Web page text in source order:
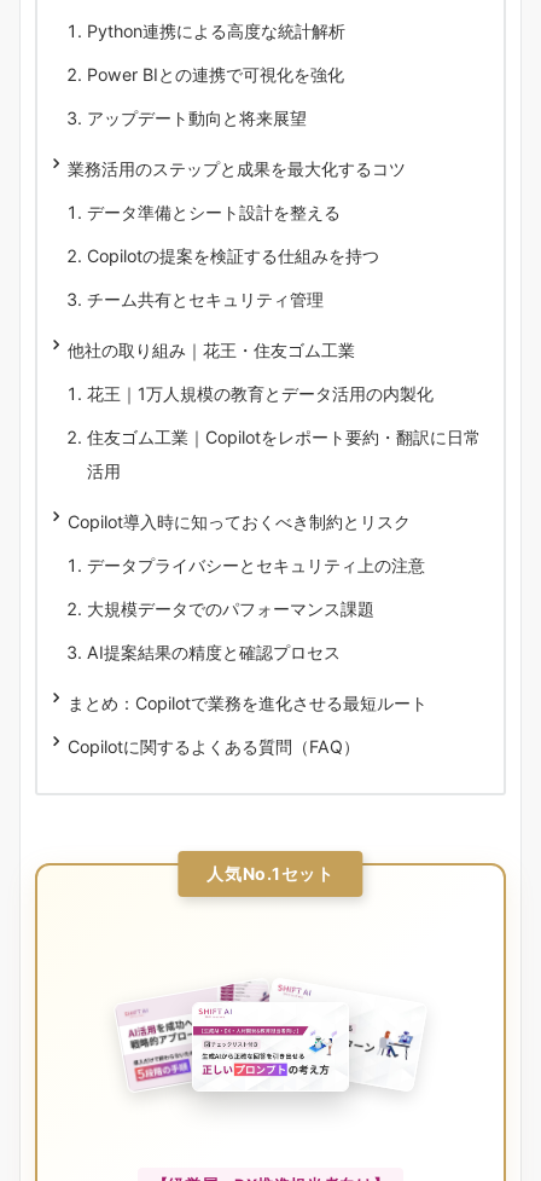
Python連携による高度な統計解析
Power BIとの連携で可視化を強化
アップデート動向と将来展望
業務活用のステップと成果を最大化するコツ
データ準備とシート設計を整える
Copilotの提案を検証する仕組みを持つ
チーム共有とセキュリティ管理
他社の取り組み｜花王・住友ゴム工業
花王｜1万人規模の教育とデータ活用の内製化
住友ゴム工業｜Copilotをレポート要約・翻訳に日常
活用
Copilot導入時に知っておくべき制約とリスク
データプライバシーとセキュリティ上の注意
大規模データでのパフォーマンス課題
AI提案結果の精度と確認プロセス
まとめ：Copilotで業務を進化させる最短ルート
Copilotに関するよくある質問（FAQ）
人気No.1セット